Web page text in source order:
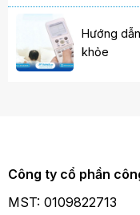
Hướng
khỏe
Công ty cổ phần
MST: 0109822713